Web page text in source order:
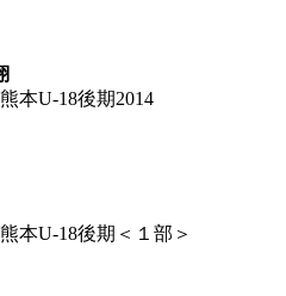
本U-18後期2014
本U-18後期＜１部＞